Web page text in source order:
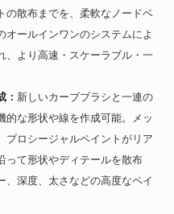
の散布までを、柔軟なノードベ
オールインワンのシステムによ
、より高速・スケーラブル・一
： 新しいカーブブラシと一連の
的な形状や線を作成可能。メッ
プロシージャルペイントがリア
って形状やディテールを散布
、深度、太さなどの高度なペイ